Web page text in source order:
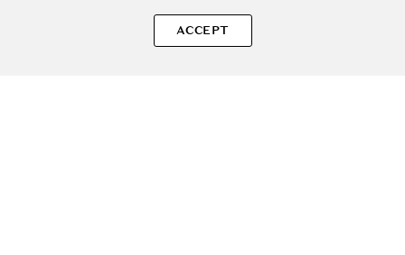
Produse autentice, conforme UE, alese responsabil.
ACCEPT